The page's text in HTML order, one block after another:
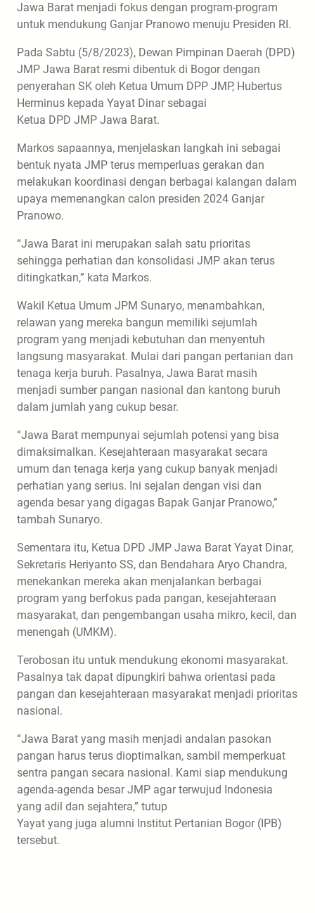
Jawa Barat menjadi fokus dengan program-program
untuk mendukung Ganjar Pranowo menuju Presiden RI.
Pada Sabtu (5/8/2023), Dewan Pimpinan Daerah (DPD)
JMP Jawa Barat resmi dibentuk di Bogor dengan
penyerahan SK oleh Ketua Umum DPP JMP, Hubertus
Herminus kepada Yayat Dinar sebagai
Ketua DPD JMP Jawa Barat.
Markos sapaannya, menjelaskan langkah ini sebagai
bentuk nyata JMP terus memperluas gerakan dan
melakukan koordinasi dengan berbagai kalangan dalam
upaya memenangkan calon presiden 2024 Ganjar
Pranowo.
“Jawa Barat ini merupakan salah satu prioritas
sehingga perhatian dan konsolidasi JMP akan terus
ditingkatkan,” kata Markos.
Wakil Ketua Umum JPM Sunaryo, menambahkan,
relawan yang mereka bangun memiliki sejumlah
program yang menjadi kebutuhan dan menyentuh
langsung masyarakat. Mulai dari pangan pertanian dan
tenaga kerja buruh. Pasalnya, Jawa Barat masih
menjadi sumber pangan nasional dan kantong buruh
dalam jumlah yang cukup besar.
“Jawa Barat mempunyai sejumlah potensi yang bisa
dimaksimalkan. Kesejahteraan masyarakat secara
umum dan tenaga kerja yang cukup banyak menjadi
perhatian yang serius. Ini sejalan dengan visi dan
agenda besar yang digagas Bapak Ganjar Pranowo,”
tambah Sunaryo.
Sementara itu, Ketua DPD JMP Jawa Barat Yayat Dinar,
Sekretaris Heriyanto SS, dan Bendahara Aryo Chandra,
menekankan mereka akan menjalankan berbagai
program yang berfokus pada pangan, kesejahteraan
masyarakat, dan pengembangan usaha mikro, kecil, dan
menengah (UMKM).
Terobosan itu untuk mendukung ekonomi masyarakat.
Pasalnya tak dapat dipungkiri bahwa orientasi pada
pangan dan kesejahteraan masyarakat menjadi prioritas
nasional.
“Jawa Barat yang masih menjadi andalan pasokan
pangan harus terus dioptimalkan, sambil memperkuat
sentra pangan secara nasional. Kami siap mendukung
agenda-agenda besar JMP agar terwujud Indonesia
yang adil dan sejahtera,” tutup
Yayat yang juga alumni Institut Pertanian Bogor (IPB)
tersebut.